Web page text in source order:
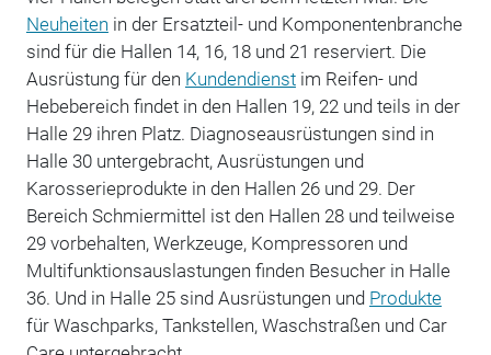
Neuheiten in der Ersatzteil- und Komponentenbranche
sind für die Hallen 14, 16, 18 und 21 reserviert. Die
Ausrüstung für den Kundendienstim Reifen- und
Hebebereich findet in den Hallen 19, 22 und teils in der
Halle 29 ihren Platz. Diagnoseausrüstungen sind in
Halle 30 untergebracht, Ausrüstungen und
Karosserieprodukte in den Hallen 26 und 29. Der
Bereich Schmiermittel ist den Hallen 28 und teilweise
29 vorbehalten, Werkzeuge, Kompressoren und
Multifunktionsauslastungen finden Besucher in Halle
36. Und in Halle 25 sind Ausrüstungen und Produkte
für Waschparks, Tankstellen, Waschstraßen und Car